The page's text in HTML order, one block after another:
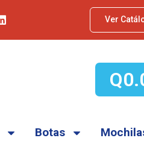
Ver
Q
Botas